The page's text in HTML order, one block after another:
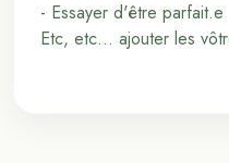
- Essayer d'être parfait.e
Etc, etc... ajouter les